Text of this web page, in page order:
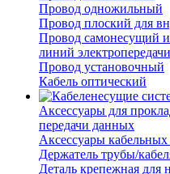
Провод одножильный
Провод плоский для
Провод самонесущий
линий электропередачи
Провод установочный
Кабель оптический
Аксессуары для
передачи данных
Аксессуары
Держатель трубы/
Деталь крепежная